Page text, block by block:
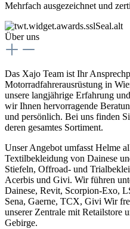
Mehrfach ausgezeichnet und
Über uns
Das Xajo Team ist Ihr
Motorradfahrerausrüstung in
unsere langjährige Erfahrung
wir Ihnen hervorragende
und persönlich. Bei uns finden
deren gesamtes Sortiment.
Unser Angebot umfasst Helme
Textilbekleidung von Dainese
Stiefeln, Offroad- und
Acerbis und Givi. Wir führen
Dainese, Revit, Scorpion-Exo,
Sena, Gaerne, TCX, Givi Wir
unserer Zentrale mit Retailstore
Gebirge.